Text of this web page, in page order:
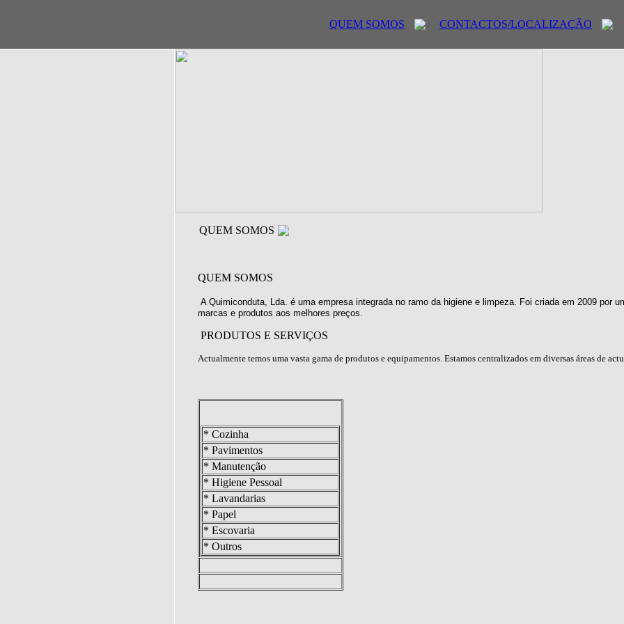
QUEM SOMOS CONTACTOS/LOCALIZAÇÃO
QUEM SOMOS
QUEM SOMOS
A Quimiconduta, Lda. é uma empresa integrada no ramo da higiene e limpeza. Foi criada em 2009 por
marcas e produtos aos melhores preços.
PRODUTOS E SERVIÇOS
Actualmente temos uma vasta gama de produtos e equipamentos. Estamos centralizados em diversas áreas de
* Cozinha
* Pavimentos
* Manutenção
* Higiene Pessoal
* Lavandarias
* Papel
* Escovaria
* Outros